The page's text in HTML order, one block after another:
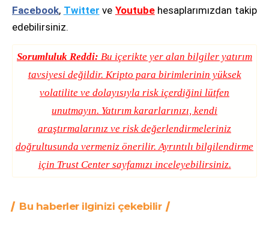
Facebook, Twitter ve Youtubehesaplarımızdan takip
edebilirsiniz.
Sorumluluk Reddi: Bu içerikte yer alan bilgiler yatırım
tavsiyesi değildir. Kripto para birimlerinin yüksek
volatilite ve dolayısıyla risk içerdiğini lütfen
unutmayın. Yatırım kararlarınızı, kendi
araştırmalarınız ve risk değerlendirmeleriniz
doğrultusunda vermeniz önerilir. Ayrıntılı bilgilendirme
için Trust Centersayfamızı inceleyebilirsiniz.
Bu haberler ilginizi çekebilir